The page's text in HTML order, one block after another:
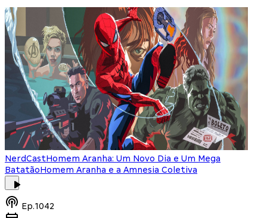
NerdCastHomem Aranha: Um Novo Dia e Um Mega
BatatãoHomem Aranha e a Amnesia Coletiva
Ep.1042